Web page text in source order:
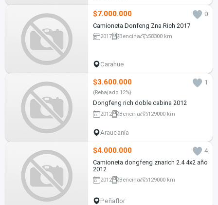
$7.000.000
0
Camioneta Donfeng Zna Rich 2017
2017 Bencina 58300 km
Carahue
$3.600.000 1
(Rebajado 12%)
Dongfeng rich doble cabina 2012
2012 Bencina 129000 km
Araucanía
$4.000.000
4
Camioneta dongfeng znarich 2.4 4x2 año
2012
2012 Bencina 129000 km
Peñaflor